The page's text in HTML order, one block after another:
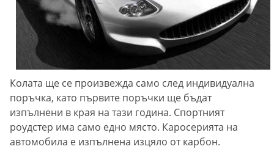
Колата ще се произвежда само след индивидуална
поръчка, като първите поръчки ще бъдат
изпълнени в края на тази година. Спортният
роудстер има само едно място. Каросерията на
автомобила е изпълнена изцяло от карбон.